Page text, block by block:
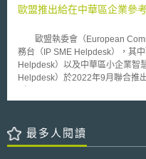
会）於同年10月10日成立工作小
安全基本法（サイバーセキュリ
公司法為核心，從經營體制觀點
確保系統審核與資料揭露之適當性； 以個人資料保護法為核心，例
個人資料的安全管理措施； 以公平交易法（不正競争防止法）為核心，說
明在營業秘密的保護範圍內，利
題； 網路安全相關證照制度，例如資訊處理安全確保支援人員； 說明其他
網路安全議題，例如逆向工程、加密、訊息共
歐盟推出給在中華區企業參
歐盟執委會（European
務台（IP SME Helpdesk），其
Helpdesk）以及中華區小企業智
Helpdesk）於2022年9月聯合推
特色之處即在企業如何回應營業
中小企業（SME）在中國大陸、
（IPR），陸續發布如2020年「
最多人閱讀